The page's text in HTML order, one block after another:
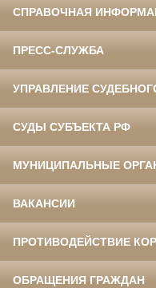
СПРАВОЧНАЯ
ПРЕСС-СЛУЖБА
УПРАВЛЕНИЕ
СУДЫ СУБЪЕКТА РФ
МУНИЦИПАЛЬНЫЕ
ВАКАНСИИ
ПРОТИВОДЕЙСТВИЕ
ОБРАЩЕНИЯ ГРАЖДАН